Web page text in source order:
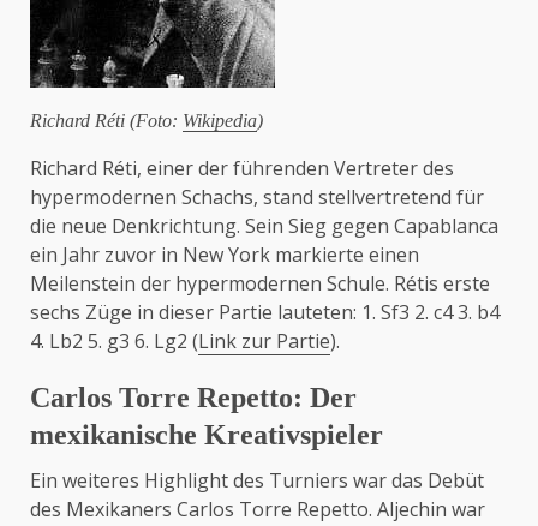
Richard Réti (Foto: Wikipedia)
Richard Réti, einer der führenden Vertreter des
hypermodernen Schachs, stand stellvertretend für
die neue Denkrichtung. Sein Sieg gegen Capablanca
ein Jahr zuvor in New York markierte einen
Meilenstein der hypermodernen Schule. Rétis erste
sechs Züge in dieser Partie lauteten: 1. Sf3 2. c4 3. b4
4. Lb2 5. g3 6. Lg2 (Link zur Partie).
Carlos Torre Repetto: Der
mexikanische Kreativspieler
Ein weiteres Highlight des Turniers war das Debüt
des Mexikaners Carlos Torre Repetto. Aljechin war